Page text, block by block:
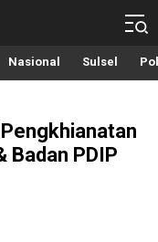
Nasional Sulsel
Badan PDIP